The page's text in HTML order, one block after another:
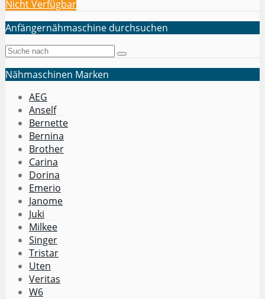
Nicht Verfügbar
Anfängernähmaschine durchsuchen
Nähmaschinen Marken
AEG
Anself
Bernette
Bernina
Brother
Carina
Dorina
Emerio
Janome
Juki
Milkee
Singer
Tristar
Uten
Veritas
W6